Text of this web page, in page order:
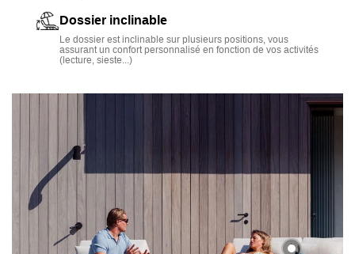
entretenir.
Dossier inclinable
Le dossier est inclinable sur plusieurs positions, vous
assurant un confort personnalisé en fonction de vos activités
(lecture, sieste...)